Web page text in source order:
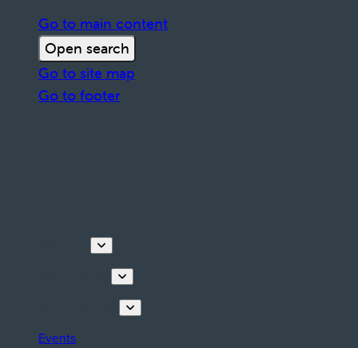
Go to main content
Open search
Go to site map
Go to footer
Events